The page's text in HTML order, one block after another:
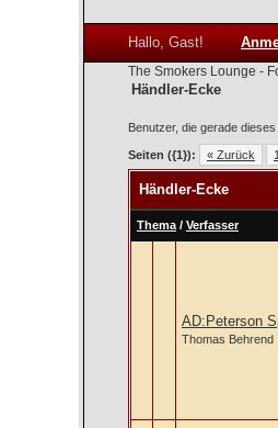
Hallo, Gast!
The Smokers Lounge -
Händler-Ecke
Benutzer, die gerade
Seiten ({1}): « Zurück 1
Händler-Ecke
Thema / Verfasser
AD:Peterson
Thomas Behrend